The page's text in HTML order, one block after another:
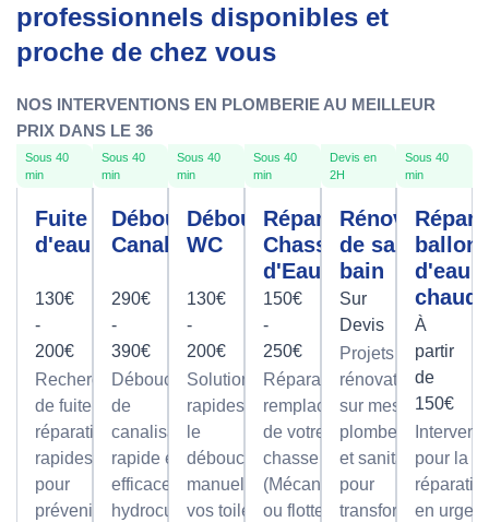
professionnels disponibles et
proche de chez vous
NOS INTERVENTIONS EN PLOMBERIE AU MEILLEUR
PRIX DANS LE 36
Sous 40
min
Fuite
d'eau
130€
-
200€
Recherche
de fuite et
réparation
rapides
pour
prévenir
Sous 40
min
Débouchage
Canalisation
290€
-
390€
Débouchage
de
canalisation
rapide et
efficace par
hydrocurage
Sous 40
min
Débouchage
WC
130€
-
200€
Solutions
rapides pour
le
débouchage
manuel de
vos toilettes,
Sous 40
min
Réparation
Chasse
d'Eau
150€
-
250€
Réparation et
remplacement
de votre
chasse d'eau
(Mécanisme
ou flotteur) sur
Devis en
2H
Rénovation
de salle de
bain
Sur
Devis
Projets de
rénovation
sur mesure
plomberie
et sanitaire
pour
transformer
Sous 40
min
ballon
d'eau
À
partir
de
150€
pour la
en